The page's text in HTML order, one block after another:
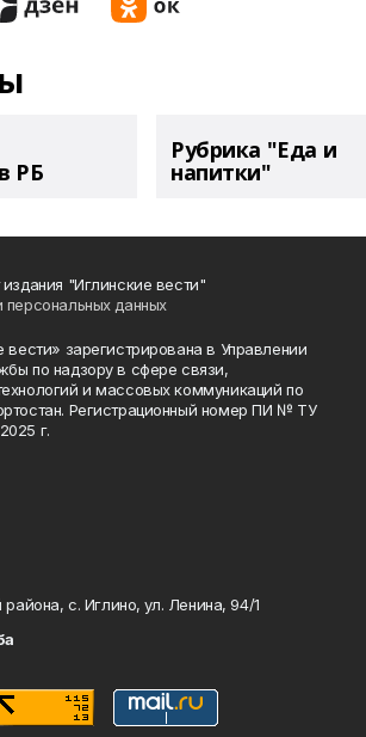
РБ
Рубрика "Еда и
напитки"
"Иглинские вести"
данных
вести» зарегистрирована в Управлении
по надзору в сфере связи,
и массовых коммуникаций по
Регистрационный номер ПИ № ТУ
г.
района, с. Иглино, ул. Ленина, 94/1